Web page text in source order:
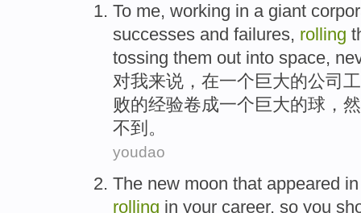
To me, working in a giant
successes and failures, rolling
tossing them out into space,
对我来说 ， 在一个巨大的公司
败的经验卷成一个巨大的球 ，
不到。
youdao
The new moon that appeared
rolling in your career, so you